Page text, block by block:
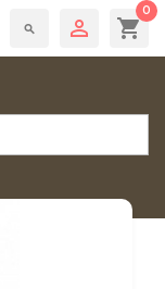
search  shopping_cart
0